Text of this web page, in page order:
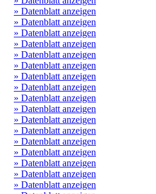
» Datenblatt anzeigen
» Datenblatt anzeigen
» Datenblatt anzeigen
» Datenblatt anzeigen
» Datenblatt anzeigen
» Datenblatt anzeigen
» Datenblatt anzeigen
» Datenblatt anzeigen
» Datenblatt anzeigen
» Datenblatt anzeigen
» Datenblatt anzeigen
» Datenblatt anzeigen
» Datenblatt anzeigen
» Datenblatt anzeigen
» Datenblatt anzeigen
» Datenblatt anzeigen
» Datenblatt anzeigen